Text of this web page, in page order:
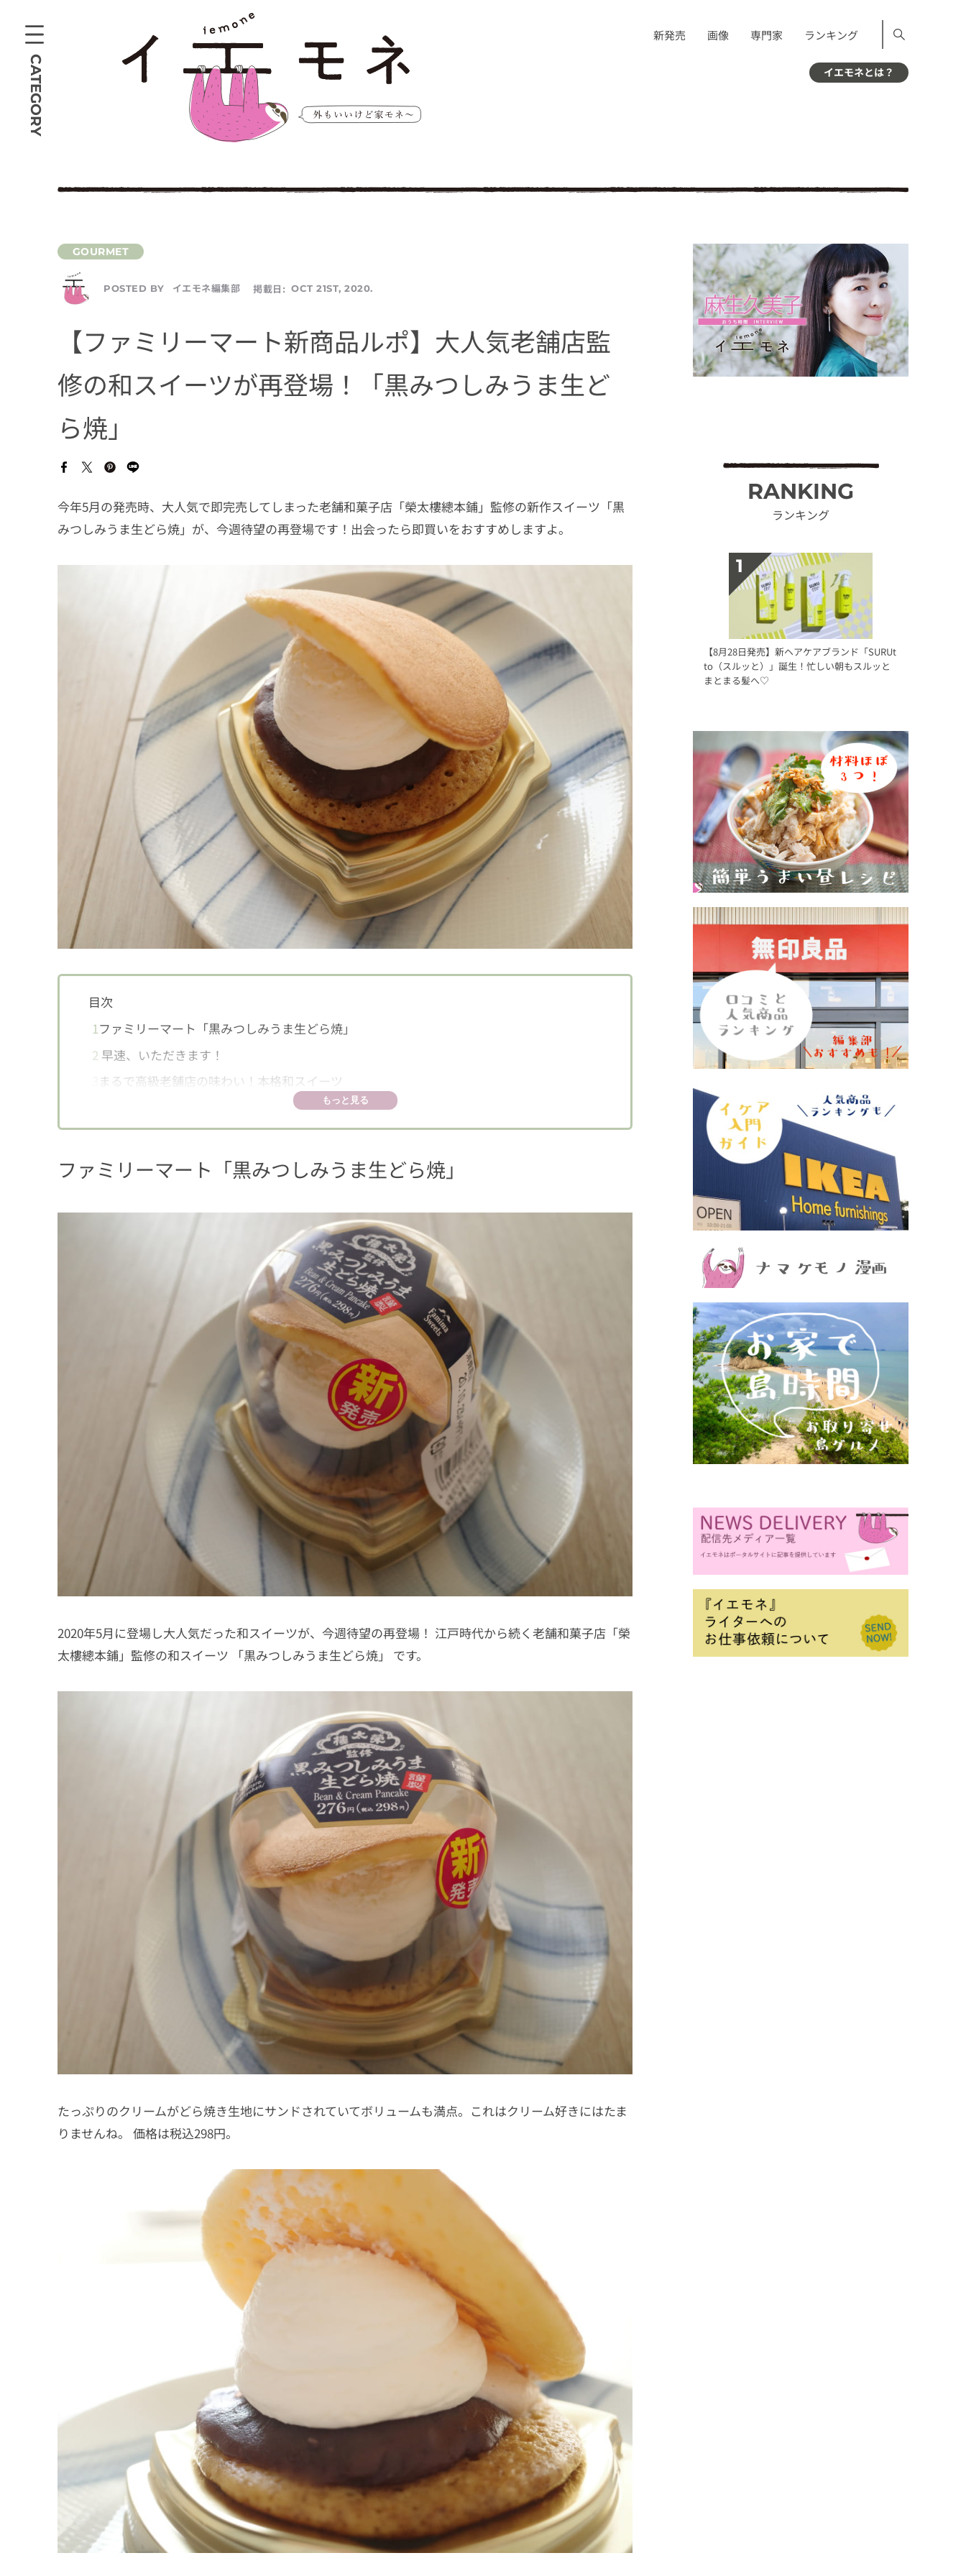
CATEGORY
新発売 画像 専門家 ランキング
イエモネとは？
POSTED BY イエモネ編集部 掲載日: OCT 21ST, 2020.
【ファミリーマート新商品ルポ】大人気老舗店監
修の和スイーツが再登場！「黒みつしみうま生ど
ら焼」
今年5月の発売時、大人気で即完売してしまった老舗和菓子店「榮太樓總本鋪」監修の新作スイーツ「黒
みつしみうま生どら焼」が、今週待望の再登場です！出会ったら即買いをおすすめしますよ。
目次
1ファミリーマート「黒みつしみうま生どら焼」
2 早速、いただきます！
まるで高級老舗店の味わい！本格和スイーツ
もっと見る
ファミリーマート「黒みつしみうま生どら焼」
2020年5月に登場し大人気だった和スイーツが、今週待望の再登場！ 江戸時代から続く老舗和菓子店「榮
太樓總本鋪」監修の和スイーツ 「黒みつしみうま生どら焼」 です。
たっぷりのクリームがどら焼き生地にサンドされていてボリュームも満点。これはクリーム好きにはたま
りませんね。 価格は税込298円。
RANKING
ランキング
【8月28日発売】新ヘアケアブランド「SURUt
to（スルッと）」誕生！忙しい朝もスルッと
まとまる髪へ♡